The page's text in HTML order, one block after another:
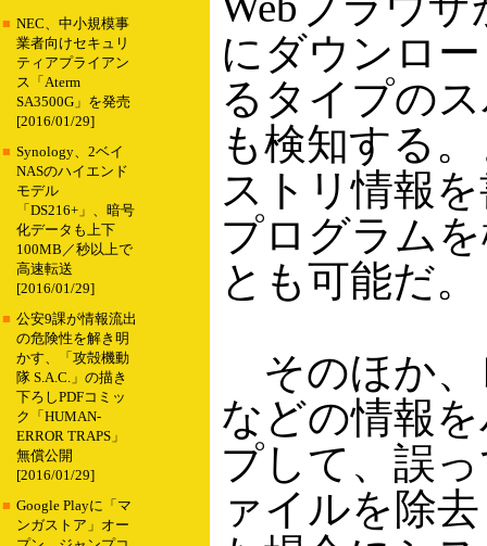
■ NEC、中小規模事
業者向けセキュリ
ティアプライアン
ス「Aterm
SA3500G」を発売
[2016/01/29]
■ Synology、2ベイ
NASのハイエンド
モデル
「DS216+」、暗号
化データも上下
100MB／秒以上で
高速転送
[2016/01/29]
■ 公安9課が情報流出
の危険性を解き明
かす、「攻殻機動
隊 S.A.C.」の描き
下ろしPDFコミッ
ク「HUMAN-
ERROR TRAPS」
無償公開
[2016/01/29]
■ Google Playに「マ
ンガストア」オー
にダウンロ
るタイプの
も検知する
ストリ情報
プログラム
とも可能だ。
そのほか、
などの情報
プして、誤
ァイルを除